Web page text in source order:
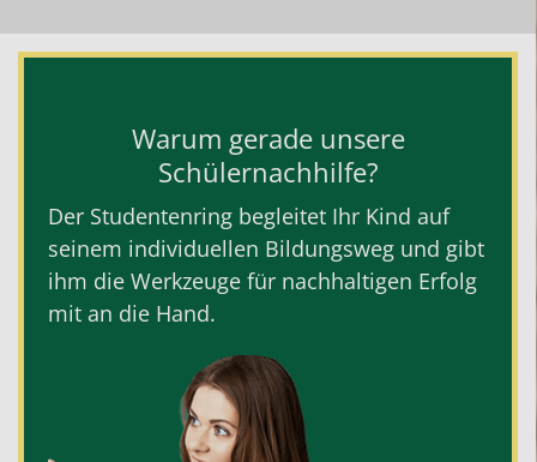
Warum gerade unsere
Schülernachhilfe?
Der Studentenring begleitet Ihr Kind auf
seinem individuellen Bildungsweg und gibt
ihm die Werkzeuge für nachhaltigen Erfolg
mit an die Hand.